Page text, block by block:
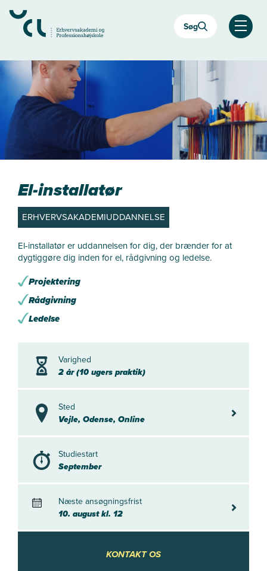
hovedindhold
Søg
Åben
El-installatør
ERHVERVSAKADEMIUDDANNELSE
El-installatør er uddannelsen for dig, der brænder for at
dygtiggøre dig inden for el, rådgivning og ledelse.
Projektering
Rådgivning
Ledelse
Varighed
2 år (10 ugers praktik)
Sted
Vejle, Odense, Online Vejle,
Studiestart
September
Næste ansøgningsfrist
10. august kl. 12 10.
KONTAKT OSKONTAKT OS